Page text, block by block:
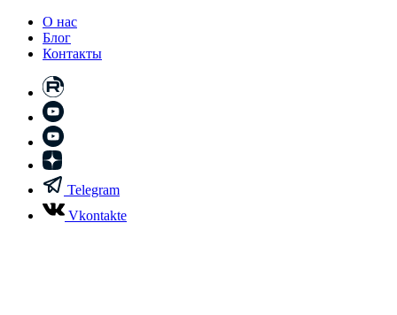
О нас
Блог
Контакты
Telegram
Vkontakte